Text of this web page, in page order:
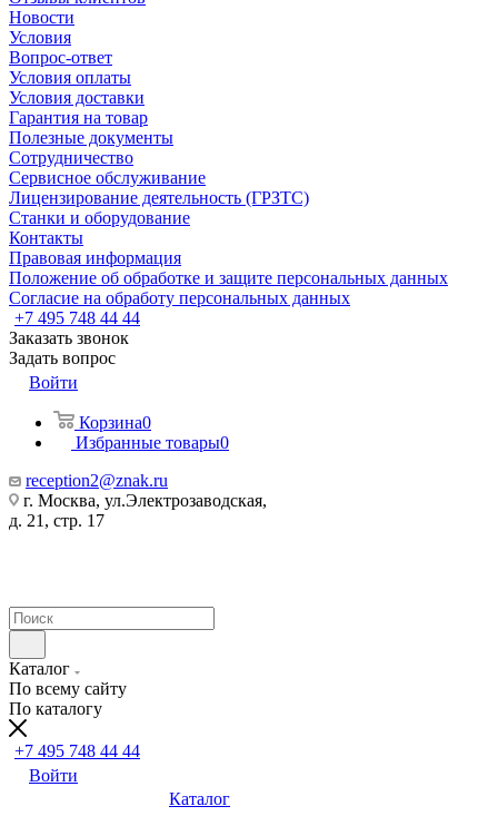
Новости
Условия
Вопрос-ответ
Условия оплаты
Условия доставки
Гарантия на товар
Полезные документы
Сотрудничество
Сервисное обслуживание
Лицензирование деятельность (ГРЗТС)
Станки и оборудование
Контакты
Правовая информация
Положение об обработке и защите персональных данных
Согласие на обработу персональных данных
+7 495 748 44 44
Заказать звонок
Задать вопрос
Войти
Корзина0
Избранные товары0
reception2@znak.ru
г. Москва, ул.Электрозаводская,
д. 21, стр. 17
Каталог
По всему сайту
По каталогу
+7 495 748 44 44
Войти
Каталог